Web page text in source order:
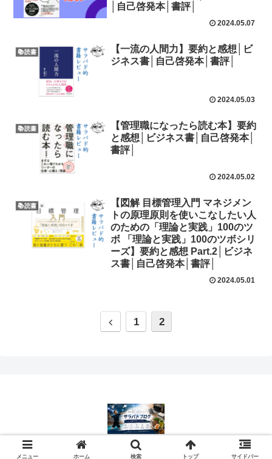
│自己啓発本│書評│
2024.05.07
📚読書
【一流の人間力】要約と感想│ビ
ジネス書│自己啓発本│書評│
2024.05.03
📚読書
【管理職になったら読む本】要約
と感想│ビジネス書│自己啓発本│
書評│
2024.05.02
📚読書
【図解 目標管理入門 マネジメン
トの原理原則を使いこなしたい人
のための「理論と実践」100のツ
ボ 「理論と実践」100のツボシリ
ーズ】要約と感想 Part.2│ビジネ
ス書│自己啓発本│書評│
2024.05.01
1 2
Copyright © 2023-2026 サラバドブログ All Rights Reserved.
メニュー ホーム 検索 トップ サイドバー